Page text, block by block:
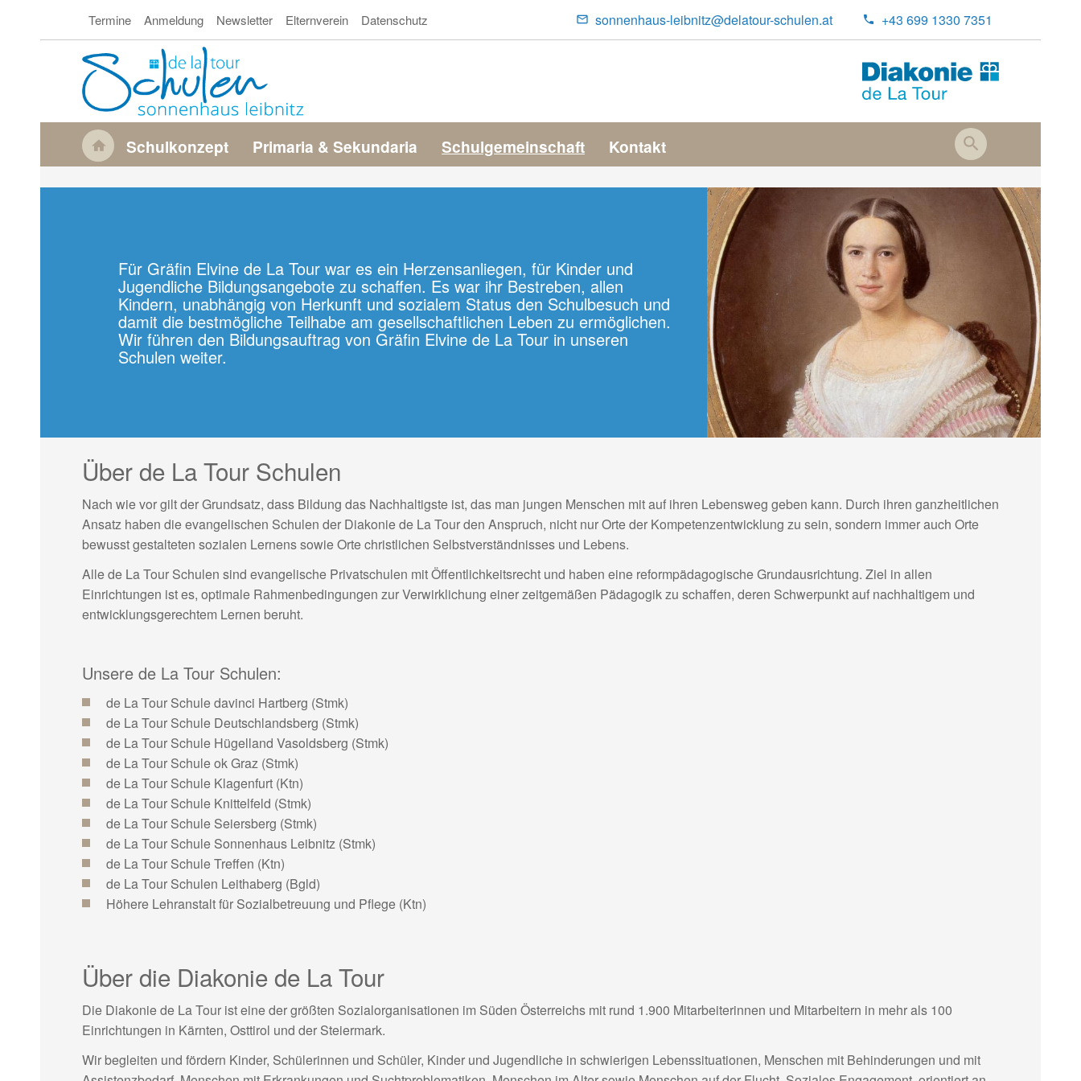
Secondary
Navigation
Termine Anmeldung Newsletter Elternverein Datenschutz
Contact
sonnenhaus-leibnitz@delatour-schulen.at +43 699 1330 7351
M
a
i
o
n
Schulkonzept Primaria & Sekundaria Schulgemeinschaft Kontakt
Für Gräfin Elvine de La Tour war es ein Herzensanliegen, für Kinder und
Jugendliche Bildungsangebote zu schaffen. Es war ihr Bestreben, allen
Kindern, unabhängig von Herkunft und sozialem Status den Schulbesuch und
damit die bestmögliche Teilhabe am gesellschaftlichen Leben zu ermöglichen.
Wir führen den Bildungsauftrag von Gräfin Elvine de La Tour in unseren
Schulen weiter.
Über de La Tour Schulen
Nach wie vor gilt der Grundsatz, dass Bildung das Nachhaltigste ist, das man jungen Menschen mit auf ihren Lebensweg geben kann. Durch ihren ganzheitlichen
Ansatz haben die evangelischen Schulen der Diakonie de La Tour den Anspruch, nicht nur Orte der Kompetenzentwicklung zu sein, sondern immer auch Orte
bewusst gestalteten sozialen Lernens sowie Orte christlichen Selbstverständnisses und Lebens.
Alle de La Tour Schulen sind evangelische Privatschulen mit Öffentlichkeitsrecht und haben eine reformpädagogische Grundausrichtung. Ziel in allen
Einrichtungen ist es, optimale Rahmenbedingungen zur Verwirklichung einer zeitgemäßen Pädagogik zu schaffen, deren Schwerpunkt auf nachhaltigem und
entwicklungsgerechtem Lernen beruht.
Unsere de La Tour Schulen:
de La Tour Schule davinci Hartberg (Stmk)
de La Tour Schule Deutschlandsberg (Stmk)
de La Tour Schule Hügelland Vasoldsberg (Stmk)
de La Tour Schule ok Graz (Stmk)
de La Tour Schule Klagenfurt (Ktn)
de La Tour Schule Knittelfeld (Stmk)
de La Tour Schule Seiersberg (Stmk)
de La Tour Schule Sonnenhaus Leibnitz (Stmk)
de La Tour Schule Treffen (Ktn)
de La Tour Schulen Leithaberg (Bgld)
Höhere Lehranstalt für Sozialbetreuung und Pflege (Ktn)
Über die Diakonie de La Tour
Die Diakonie de La Tour ist eine der größten Sozialorganisationen im Süden Österreichs mit rund 1.900 Mitarbeiterinnen und Mitarbeitern in mehr als 100
Einrichtungen in Kärnten, Osttirol und der Steiermark.
Wir begleiten und fördern Kinder, Schülerinnen und Schüler, Kinder und Jugendliche in schwierigen Lebenssituationen, Menschen mit Behinderungen und mit